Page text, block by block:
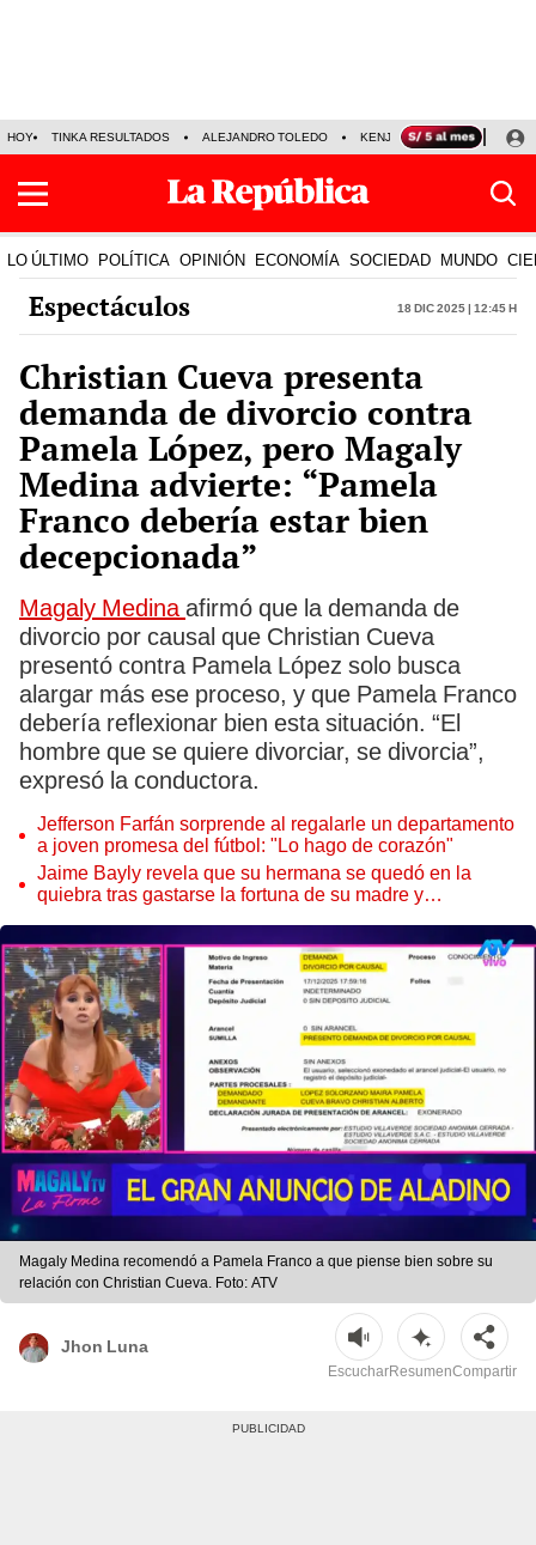
HOY TINKA RESULTADOS ALEJANDRO TOLEDO KENJI FUJIMORI
LO ÚLTIMO POLÍTICA OPINIÓN ECONOMÍA SOCIEDAD MUNDO
Espectáculos 18 Dic 2025 | 12:45 h
Christian Cueva presenta
demanda de divorcio contra
Pamela López, pero Magaly
Medina advierte: “Pamela
Franco debería estar bien
decepcionada”
Magaly Medinaafirmó que la demanda de
divorcio por causal que Christian Cueva
presentó contra Pamela López solo busca
alargar más ese proceso, y que Pamela Franco
debería reflexionar bien esta situación. “El
hombre que se quiere divorciar, se divorcia”,
expresó la conductora.
Jefferson Farfán sorprende al regalarle un departamento
a joven promesa del fútbol: "Lo hago de corazón"
Jaime Bayly revela que su hermana se quedó en la
quiebra tras gastarse la fortuna de su madre y
Magaly Medina recomendó a Pamela Franco a que piense bien sobre su
relación con Christian Cueva. Foto: ATV
Jhon Luna
EscucharResumenCompartir